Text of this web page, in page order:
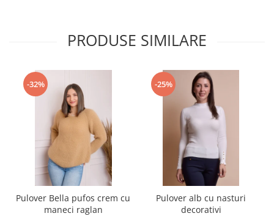
PRODUSE SIMILARE
-32%
Pulover Bella pufos crem cu
maneci raglan
-25%
Pulover alb cu nasturi
decorativi